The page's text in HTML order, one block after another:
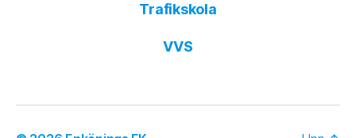
Trafikskola
VVS